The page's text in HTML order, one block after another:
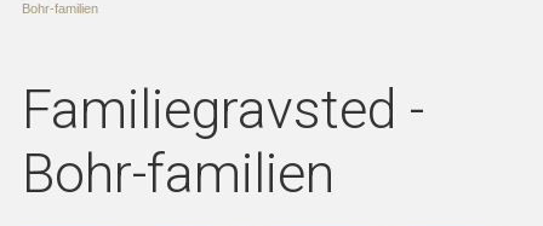
Bohr-familien
Familiegravsted -
Bohr-familien